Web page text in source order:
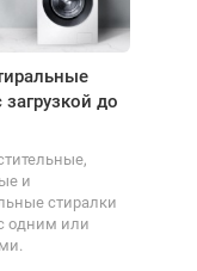
до
и
стиралки
одним или